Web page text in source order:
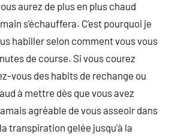
aurez de plus en plus chaud
s’échauffera. C’est pourquoi je
habiller selon comment vous vous
de course. Si vous courez
vous des habits de rechange ou
à mettre dès que vous avez
agréable de vous asseoir dans
transpiration gelée jusqu’à la